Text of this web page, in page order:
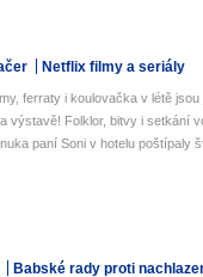
Netflix filmy a seriály
ferraty i koulovačka v létě jsou
výstavě! Folklor, bitvy i setkání
paní Soni v hotelu poštípaly
Babské rady proti